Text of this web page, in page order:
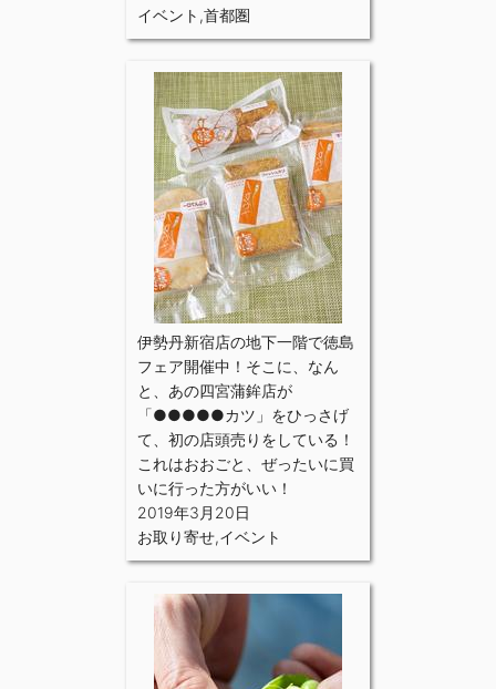
イベント ,首都圏
伊勢丹新宿店の地下一階で徳島
フェア開催中！そこに、なん
と、あの四宮蒲鉾店が
「●●●●●カツ」をひっさげ
て、初の店頭売りをしている！
これはおおごと、ぜったいに買
いに行った方がいい！
2019年3月20日
お取り寄せ,イベント